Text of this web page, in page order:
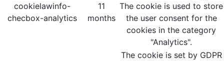
cookielawinfo-
checbox-analytics
11
months
The cookie is used to store
the user consent for the
cookies in the category
"Analytics".
The cookie is set by GDPR